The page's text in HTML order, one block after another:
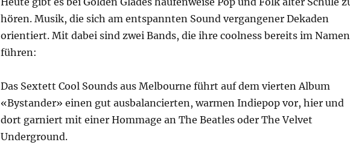
hören. Musik, die sich am entspannten Sound vergangener Dekaden
orientiert. Mit dabei sind zwei Bands, die ihre coolness bereits im Namen
führen:
Das Sextett Cool Sounds aus Melbourne führt auf dem vierten Album
«Bystander» einen gut ausbalancierten, warmen Indiepop vor, hier und
dort garniert mit einer Hommage an The Beatles oder The Velvet
Underground.